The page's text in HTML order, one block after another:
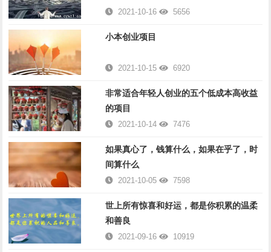
2021-10-16 5656
小本创业项目
2021-10-15 6920
非常适合年轻人创业的五个低成本高收益
的项目
2021-10-14 7476
如果真心了，钱算什么，如果在乎了，时
间算什么
2021-10-05 7598
世上所有惊喜和好运，都是你积累的温柔
和善良
2021-09-16 10919